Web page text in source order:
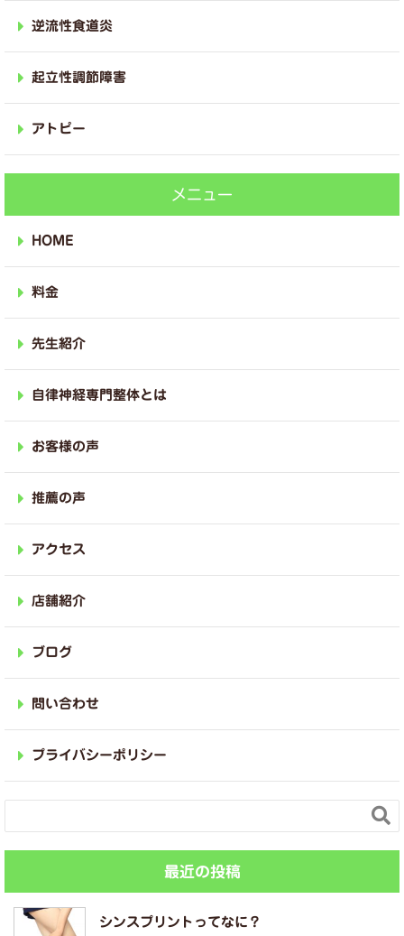
逆流性食道炎
起立性調節障害
アトピー
メニュー
HOME
料金
先生紹介
自律神経専門整体とは
お客様の声
推薦の声
アクセス
店舗紹介
ブログ
問い合わせ
プライバシーポリシー

最近の投稿
シンスプリントってなに？